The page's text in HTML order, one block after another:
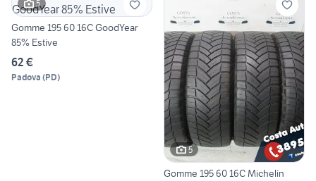
5
Gomme 195 60 16C GoodYear
85% Estive
62 €
Padova (PD)
5
Gomme 195 60 16C Michelin